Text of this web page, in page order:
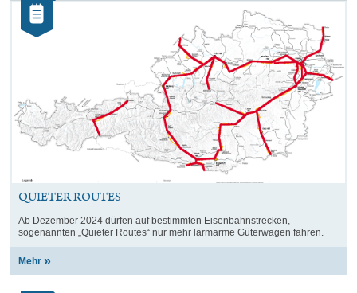
Elemente
dieser
Kategorie:
Artikel
QUIETER ROUTES
Ab Dezember 2024 dürfen auf bestimmten Eisenbahnstrecken,
sogenannten „Quieter Routes“ nur mehr lärmarme Güterwagen fahren.
Mehr